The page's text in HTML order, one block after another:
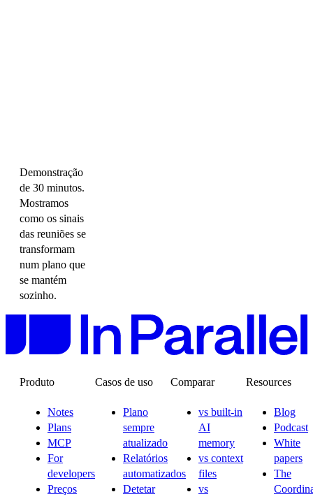
Demonstração
de 30 minutos.
Mostramos
como os sinais
das reuniões se
transformam
num plano que
se mantém
sozinho.
Produto
Notes
Plans
MCP
For
developers
Preços
Casos de uso
Plano
sempre
atualizado
Relatórios
automatizados
Detetar
Comparar
vs built-in
AI
memory
vs context
files
vs
Resources
Blog
Podcast
White
papers
The